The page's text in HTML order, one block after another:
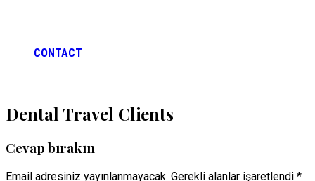
CONTACT
Dental Travel Clients
Cevap bırakın
Email adresiniz yayınlanmayacak. Gerekli alanlar işaretlendi *